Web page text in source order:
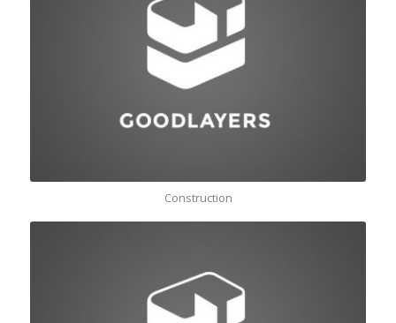
Construction